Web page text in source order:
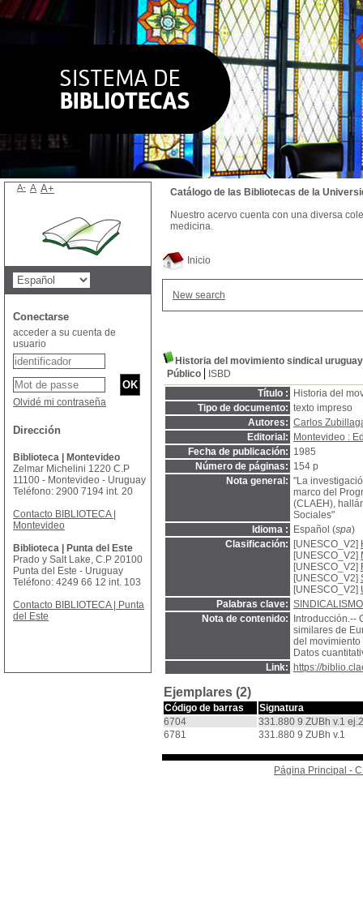
Inicio
New search
Historia del movimiento sindical
Público
ISBD
Título :
Historia del
Tipo de documento: texto impreso
Autores: Carlos
Editorial:
Montevideo :
Fecha de publicación: 1985
Número de páginas: 154 p
Nota general: "La
marco del
(CLAEH),
Sociales"
Idioma :
Español (spa)
Clasificación:
[UNESCO_V2]
[UNESCO_V2]
[UNESCO_V2]
[UNESCO_V2]
[UNESCO_V2]
Palabras clave: SINDICALISMO
Nota de contenido:
Introducción.--
similares de
del
Datos
Link:
https://
Ejemplares (2)
Código de barras
Signatura
6704
331.880 9 ZUBh v.1 ej.2
6781
331.880 9 ZUBh v.1
Página Principal -
Catálogo de las Bibliotecas de la
Nuestro acervo cuenta con una diversa
medicina.
A- A A+
Conectarse
acceder a su cuenta de
usuario
Olvidé mi contraseña
Dirección
Biblioteca | Montevideo
Zelmar Michelini 1220 C.P
11100 - Montevideo - Uruguay
Teléfono: 2900 7194 int. 20
Contacto BIBLIOTECA |
Montevideo
Biblioteca | Punta del Este
Prado y Salt Lake, C.P 20100
Punta del Este - Uruguay
Teléfono: 4249 66 12 int. 103
Contacto BIBLIOTECA | Punta
del Este